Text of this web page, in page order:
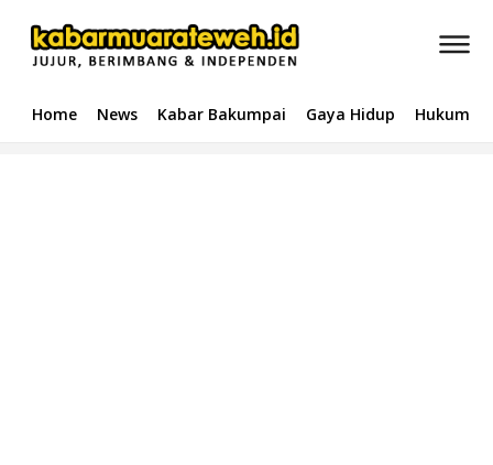
Home News Kabar Bakumpai Gaya Hidup Hukum &